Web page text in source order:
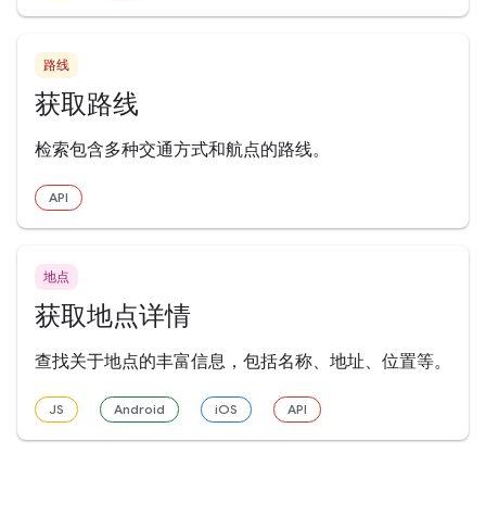
路线
获取路线
检索包含多种交通方式和航点的路线。
API
地点
获取地点详情
查找关于地点的丰富信息，包括名称、地址、位置等。
JS Android iOS API